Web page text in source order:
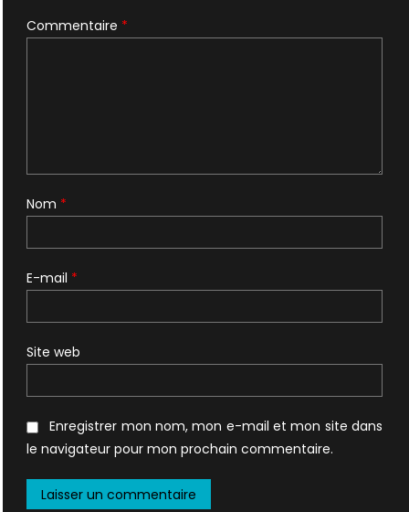
Commentaire *
Nom *
E-mail *
Site web
Enregistrer mon nom, mon e-mail et mon site dans
le navigateur pour mon prochain commentaire.